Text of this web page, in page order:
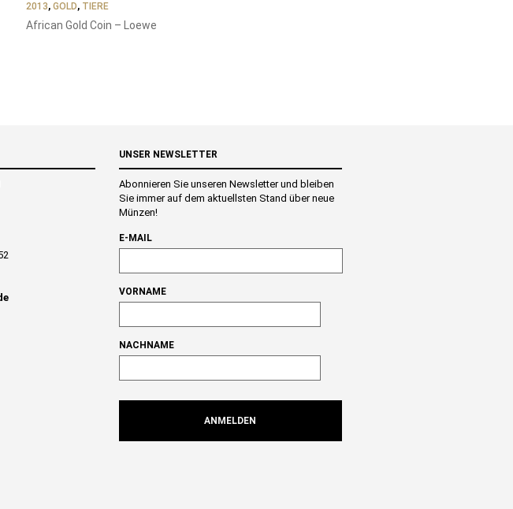
2013,GOLD, TIERE
African Gold Coin – Loewe
UNSER NEWSLETTER
Abonnieren Sie unseren Newsletter und bleiben
Sie immer auf dem aktuellsten Stand über neue
Münzen!
E-MAIL
VORNAME
NACHNAME
ANMELDEN